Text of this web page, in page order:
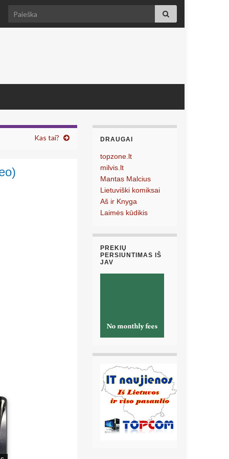
Search for:
Kas tai? DRAUGAI
topzone.lt
milvis.lt
Mantas Malcius
Lietuviški komiksai
Aš ir Knyga
Laimės kūdikis
PREKIŲ
PERSIUNTIMAS IŠ
JAV